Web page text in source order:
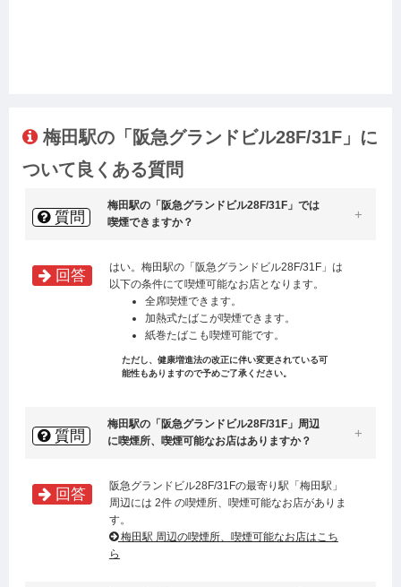
梅田駅の「阪急グランドビル28F/31F」に
ついて良くある質問
質問
梅田駅の「阪急グランドビル28F/31F」では
喫煙できますか？
回答
はい。梅田駅の「阪急グランドビル28F/31F」は
以下の条件にて喫煙可能なお店となります。
全席喫煙できます。
加熱式たばこが喫煙できます。
紙巻たばこも喫煙可能です。
ただし、健康増進法の改正に伴い変更されている可
能性もありますので予めご了承ください。
質問
梅田駅の「阪急グランドビル28F/31F」周辺
に喫煙所、喫煙可能なお店はありますか？
回答
阪急グランドビル28F/31Fの最寄り駅「梅田駅」
周辺には 2件 の喫煙所、喫煙可能なお店がありま
す。
梅田駅 周辺の喫煙所、喫煙可能なお店はこち
ら